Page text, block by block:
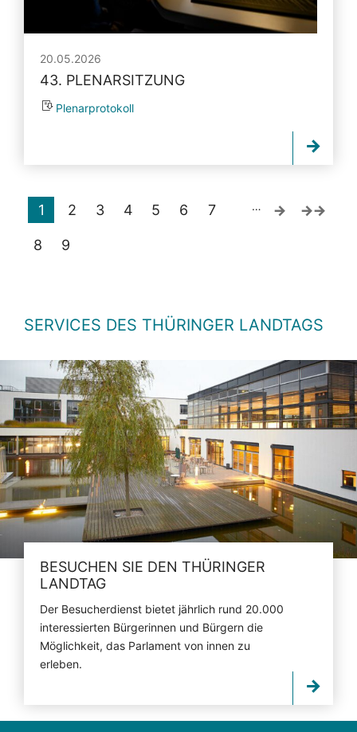
20.05.2026
43. PLENARSITZUNG
Plenarprotokoll
1 2 3 4 5 6 7
8 9
…
SERVICES DES THÜRINGER LANDTAGS
BESUCHEN SIE DEN THÜRINGER
LANDTAG
Der Besucherdienst bietet jährlich rund 20.000
interessierten Bürgerinnen und Bürgern die
Möglichkeit, das Parlament von innen zu
erleben.